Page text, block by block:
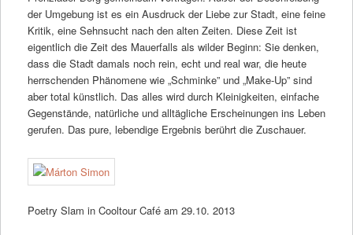
der Umgebung ist es ein Ausdruck der Liebe zur Stadt, eine feine
Kritik, eine Sehnsucht nach den alten Zeiten. Diese Zeit ist
eigentlich die Zeit des Mauerfalls als wilder Beginn: Sie denken,
dass die Stadt damals noch rein, echt und real war, die heute
herrschenden Phänomene wie „Schminke” und „Make-Up” sind
aber total künstlich. Das alles wird durch Kleinigkeiten, einfache
Gegenstände, natürliche und alltägliche Erscheinungen ins Leben
gerufen. Das pure, lebendige Ergebnis berührt die Zuschauer.
Poetry Slam in Cooltour Café am 29.10. 2013